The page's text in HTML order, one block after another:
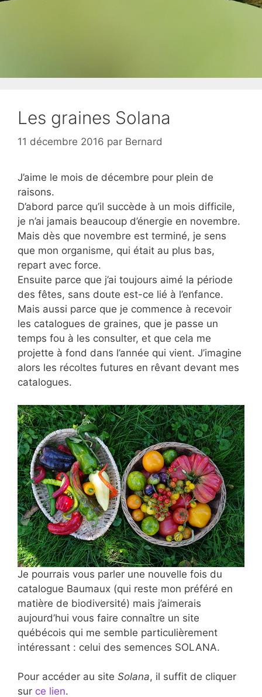
Les graines Solana
11 décembre 2016 par Bernard
J’aime le mois de décembre pour plein de
raisons.
D’abord parce qu’il succède à un mois difficile,
je n’ai jamais beaucoup d’énergie en novembre.
Mais dès que novembre est terminé, je sens
que mon organisme, qui était au plus bas,
repart avec force.
Ensuite parce que j’ai toujours aimé la période
des fêtes, sans doute est-ce lié à l’enfance.
Mais aussi parce que je commence à recevoir
les catalogues de graines, que je passe un
temps fou à les consulter, et que cela me
projette à fond dans l’année qui vient. J’imagine
alors les récoltes futures en rêvant devant mes
catalogues.
Je pourrais vous parler une nouvelle fois du
catalogue Baumaux (qui reste mon préféré en
matière de biodiversité) mais j’aimerais
aujourd’hui vous faire connaître un site
québécois qui me semble particulièrement
intéressant : celui des semences SOLANA.
Pour accéder au site Solana, il suffit de cliquer
sur ce lien.